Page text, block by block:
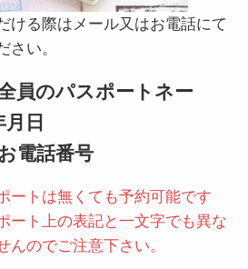
ける際はメール又はお電話にて
さい。
員のパスポートネー
日
電話番号
ートは無くても予約可能です
ート上の表記と一文字でも異な
んのでご注意下さい。